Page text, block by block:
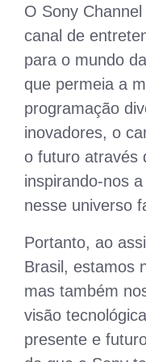
O Sony
canal de
para o mundo
que permeia a
programação
inovadores, o
o futuro através
inspirando-nos
nesse universo
Portanto, ao
Brasil, estamos
mas também
visão
presente e